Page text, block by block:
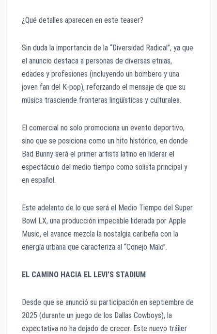
​¿Qué detalles aparecen en este teaser?
​Sin duda la importancia de la “Diversidad Radical”, ya que
el anuncio destaca a personas de diversas etnias,
edades y profesiones (incluyendo un bombero y una
joven fan del K-pop), reforzando el mensaje de que su
música trasciende fronteras lingüísticas y culturales.
​El comercial no solo promociona un evento deportivo,
sino que se posiciona como un hito histórico, en donde
Bad Bunny será el primer artista latino en liderar el
espectáculo del medio tiempo como solista principal y
en español.
​Este adelanto de lo que será el Medio Tiempo del Super
Bowl LX, una producción impecable liderada por Apple
Music, el avance mezcla la nostalgia caribeña con la
energía urbana que caracteriza al “Conejo Malo”.
EL CAMINO HACIA EL LEVI’S STADIUM
​Desde que se anunció su participación en septiembre de
2025 (durante un juego de los Dallas Cowboys), la
expectativa no ha dejado de crecer. Este nuevo tráiler